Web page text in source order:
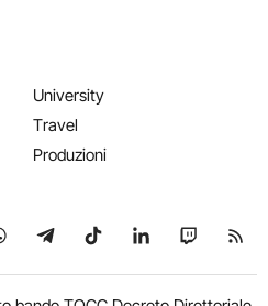
University
Travel
Produzioni
YouTube
su WhatsApp
Seguici su Telegram
Seguici su TikTok
Seguici su
Seguici